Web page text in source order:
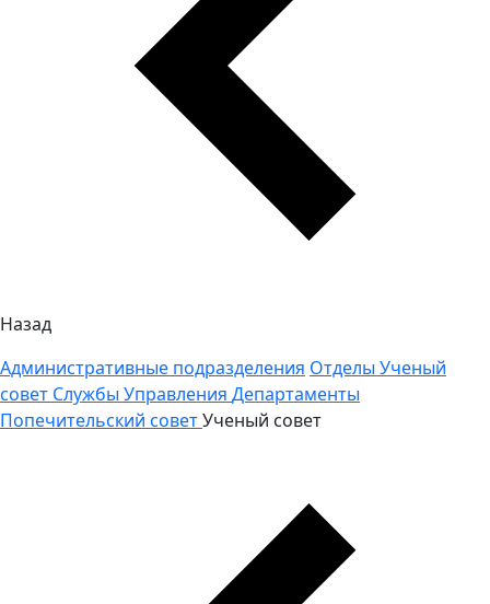
Назад
Административные подразделения Отделы Ученый
совет Службы Управления Департаменты
Попечительский советУченый совет